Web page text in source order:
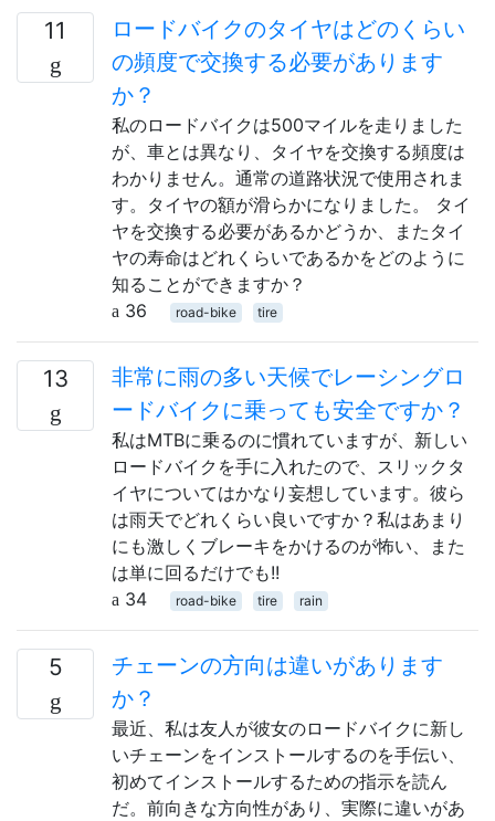
11
ロードバイクのタイヤはどのくらい
の頻度で交換する必要があります
か？
私のロードバイクは500マイルを走りました
が、車とは異なり、タイヤを交換する頻度は
わかりません。通常の道路状況で使用されま
す。タイヤの額が滑らかになりました。 タイ
ヤを交換する必要があるかどうか、またタイ
ヤの寿命はどれくらいであるかをどのように
知ることができますか？
36
road-bike tire
13
非常に雨の多い天候でレーシングロ
ードバイクに乗っても安全ですか？
私はMTBに乗るのに慣れていますが、新しい
ロードバイクを手に入れたので、スリックタ
イヤについてはかなり妄想しています。彼ら
は雨天でどれくらい良いですか？私はあまり
にも激しくブレーキをかけるのが怖い、また
は単に回るだけでも!!
34
road-bike tire rain
5
チェーンの方向は違いがあります
か？
最近、私は友人が彼女のロードバイクに新し
いチェーンをインストールするのを手伝い、
初めてインストールするための指示を読ん
だ。前向きな方向性があり、実際に違いがあ